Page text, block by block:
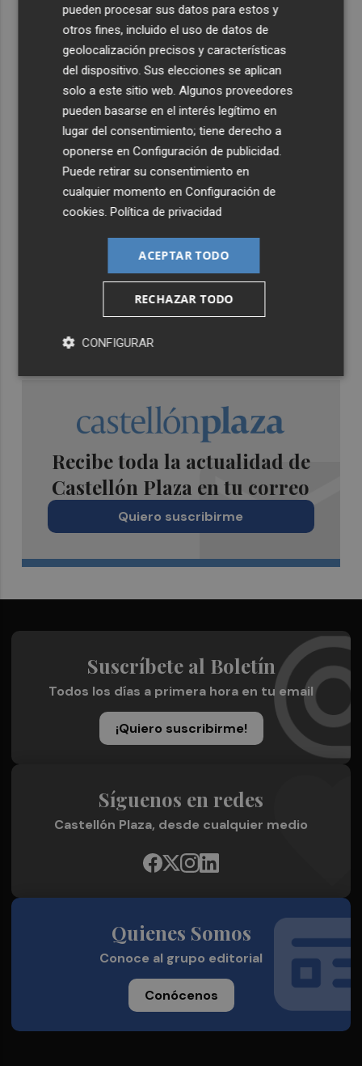
este momento desde que empecé a jugar"
La comedia valenciana 'El último mono' o 'La ventana
abierta' encabezan los estrenos de agosto
Recibe toda la actualidad de
Castellón Plaza en tu correo
Quiero suscribirme
Suscríbete al Boletín
Todos los días a primera hora en tu email
¡Quiero suscribirme!
Síguenos en redes
Castellón Plaza, desde cualquier medio
Quienes Somos
Conoce al grupo editorial
Conócenos
pueden procesar sus datos para estos y
otros fines, incluido el uso de datos de
geolocalización precisos y características
del dispositivo. Sus elecciones se aplican
solo a este sitio web. Algunos proveedores
pueden basarse en el interés legítimo en
lugar del consentimiento; tiene derecho a
oponerse enConfiguración de publicidad.
Puede retirar su consentimiento en
cualquier momento enConfiguración de
cookies.Política de privacidad
ACEPTAR TODO
RECHAZAR TODO
CONFIGURAR